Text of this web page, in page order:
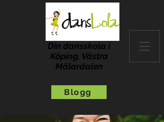
Din dansskola i
Köping, Västra
Mälardalen
Blogg